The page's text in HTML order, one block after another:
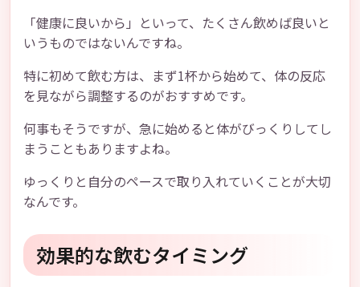
「健康に良いから」といって、たくさん飲めば良いと
いうものではないんですね。
特に初めて飲む方は、まず1杯から始めて、体の反応
を見ながら調整するのがおすすめです。
何事もそうですが、急に始めると体がびっくりしてし
まうこともありますよね。
ゆっくりと自分のペースで取り入れていくことが大切
なんです。
効果的な飲むタイミング